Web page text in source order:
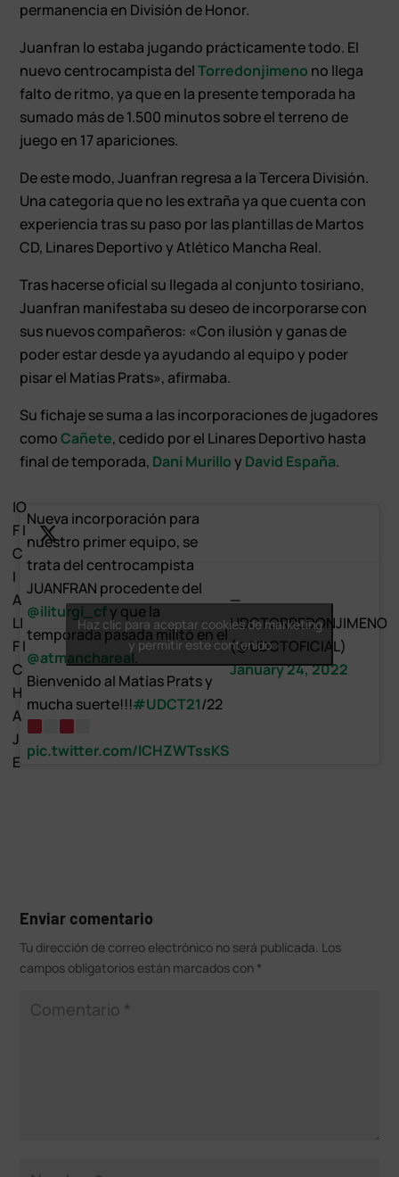
permanencia en División de Honor.
Juanfran lo estaba jugando prácticamente todo. El
nuevo centrocampista delTorredonjimeno no llega
falto de ritmo, ya que en la presente temporada ha
sumado más de 1.500 minutos sobre el terreno de
juego en 17 apariciones.
De este modo, Juanfran regresa a la Tercera División.
Una categoría que no les extraña ya que cuenta con
experiencia tras su paso por las plantillas de Martos
CD, Linares Deportivo y Atlético Mancha Real.
Tras hacerse oficial su llegada al conjunto tosiriano,
Juanfran manifestaba su deseo de incorporarse con
sus nuevos compañeros: «Con ilusión y ganas de
poder estar desde ya ayudando al equipo y poder
pisar el Matías Prats», afirmaba.
Su fichaje se suma a las incorporaciones de jugadores
comoCañete, cedido por el Linares Deportivo hasta
final de temporada, Dani Murilloy David España.
|O
F I
C
I
A
L|
F I
C
H
A
J
E
Nueva incorporación para
nuestro primer equipo, se
trata del centrocampista
JUANFRAN procedente del
@iliturgi_cfy que la
temporada pasada militó en el
@atmanchareal.
Bienvenido al Matías Prats y
mucha suerte!!!#UDCT21/22
pic.twitter.com/lCHZWTssKS
—
UDCTORREDONJIMENO
(@UDCTOFICIAL)
January 24, 2022
Haz clic para aceptar cookies de marketing
y permitir este contenido
Enviar comentario
Tu dirección de correo electrónico no será publicada. Los
campos obligatorios están marcados con *